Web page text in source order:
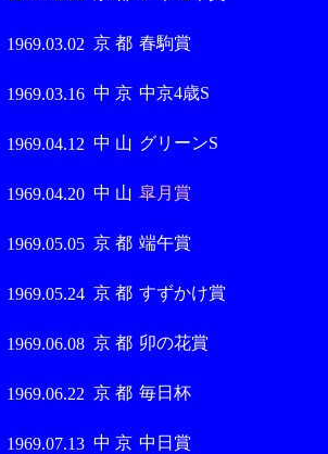
1969.03.02 京 都 春駒賞
1969.03.16 中 京 中京4歳S
1969.04.12 中 山 グリーンS
1969.04.20 中 山 皐月賞
1969.05.05 京 都 端午賞
1969.05.24 京 都 すずかけ賞
1969.06.08 京 都 卯の花賞
1969.06.22 京 都 毎日杯
1969.07.13 中 京 中日賞